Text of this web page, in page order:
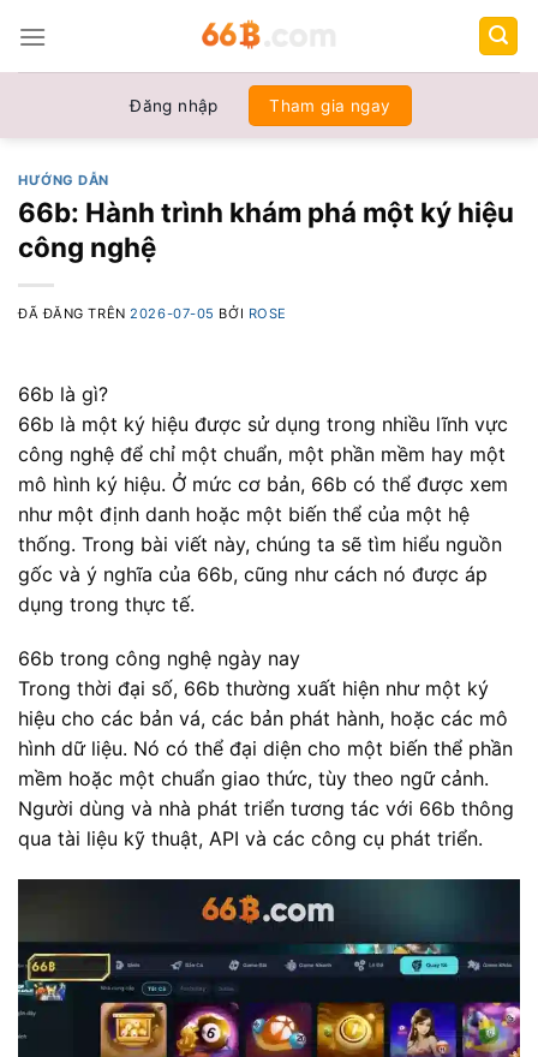
đến
nội
Đăng nhập Tham gia ngay
HƯỚNG DẪN
66b: Hành trình khám phá một ký hiệu
công nghệ
ĐÃ ĐĂNG TRÊN 2026-07-05 BỞI ROSE
66b là gì?
66b là một ký hiệu được sử dụng trong nhiều lĩnh vực
công nghệ để chỉ một chuẩn, một phần mềm hay một
mô hình ký hiệu. Ở mức cơ bản, 66b có thể được xem
như một định danh hoặc một biến thể của một hệ
thống. Trong bài viết này, chúng ta sẽ tìm hiểu nguồn
gốc và ý nghĩa của 66b, cũng như cách nó được áp
dụng trong thực tế.
66b trong công nghệ ngày nay
Trong thời đại số, 66b thường xuất hiện như một ký
hiệu cho các bản vá, các bản phát hành, hoặc các mô
hình dữ liệu. Nó có thể đại diện cho một biến thể phần
mềm hoặc một chuẩn giao thức, tùy theo ngữ cảnh.
Người dùng và nhà phát triển tương tác với 66b thông
qua tài liệu kỹ thuật, API và các công cụ phát triển.